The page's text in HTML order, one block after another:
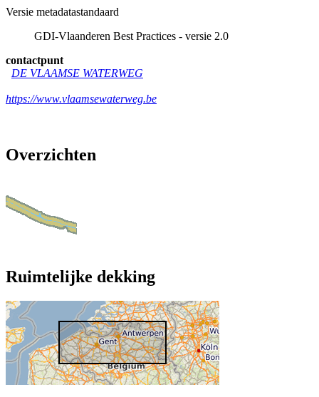
Versie metadatastandaard
GDI-Vlaanderen Best Practices - versie 2.0
contactpunt
DE VLAAMSE WATERWEG
https://www.vlaamsewaterweg.be
Overzichten
Ruimtelijke dekking